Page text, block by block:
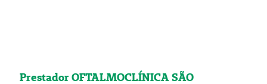
Prestador OFTALMOCLÍNICA SÃO